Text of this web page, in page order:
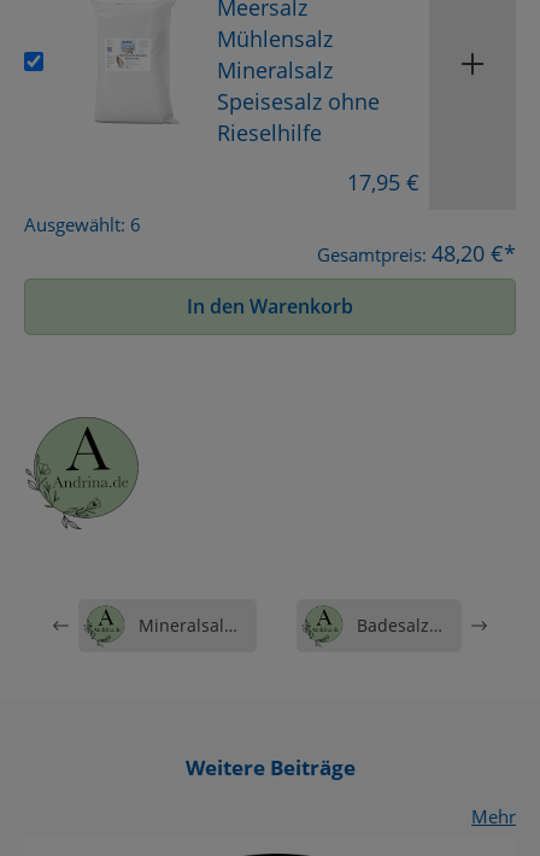
Meersalz
Mühlensalz
Mineralsalz
Speisesalz ohne
Rieselhilfe
17,95 €
Ausgewählt: 6
Gesamtpreis: 48,20 €*
In den Warenkorb
Mineralsalz Anwendungen Badesalz Anwendungen
Weitere Beiträge
Mehr